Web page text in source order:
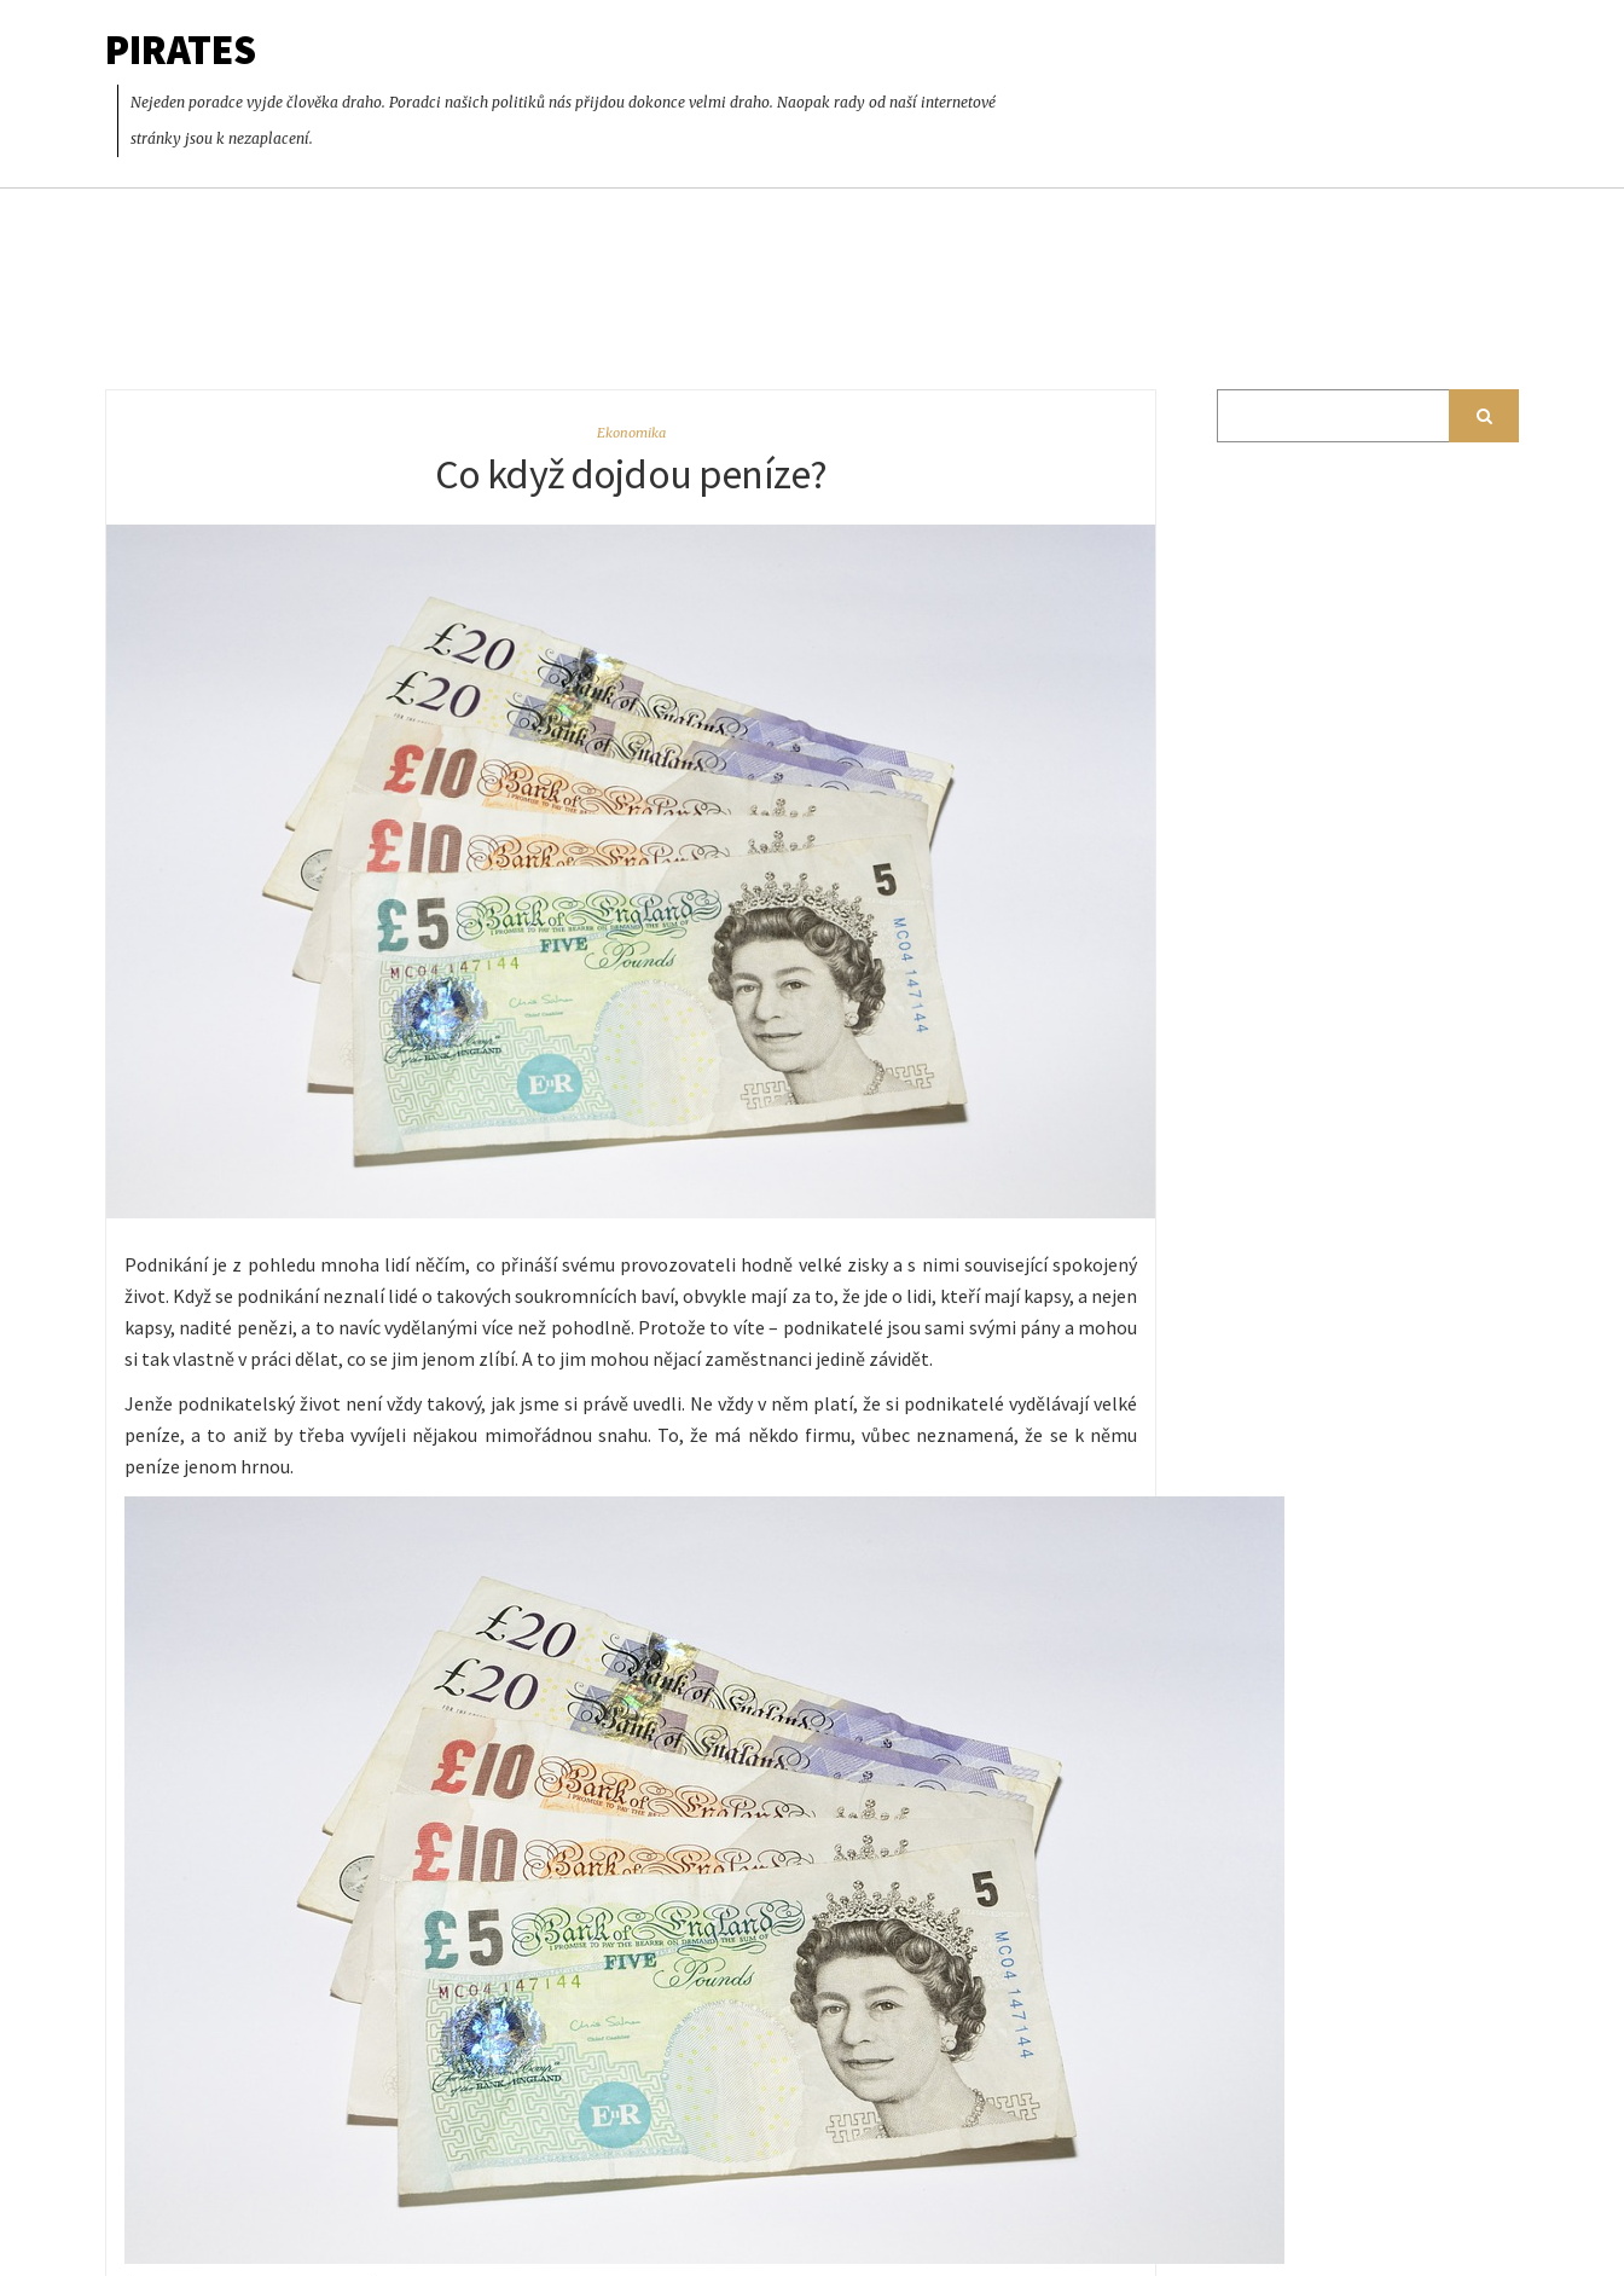
PIRATES
Nejeden poradce vyjde člověka draho. Poradci našich politiků nás přijdou dokonce velmi draho. Naopak rady od naší internetové
stránky jsou k nezaplacení.
Ekonomika
Co když dojdou peníze?
Podnikání je z pohledu mnoha lidí něčím, co přináší svému provozovateli hodně velké zisky a s nimi související spokojený
život. Když se podnikání neznalí lidé o takových soukromnících baví, obvykle mají za to, že jde o lidi, kteří mají kapsy, a nejen
kapsy, nadité penězi, a to navíc vydělanými více než pohodlně. Protože to víte – podnikatelé jsou sami svými pány a mohou
si tak vlastně v práci dělat, co se jim jenom zlíbí. A to jim mohou nějací zaměstnanci jedině závidět.
Jenže podnikatelský život není vždy takový, jak jsme si právě uvedli. Ne vždy v něm platí, že si podnikatelé vydělávají velké
peníze, a to aniž by třeba vyvíjeli nějakou mimořádnou snahu. To, že má někdo firmu, vůbec neznamená, že se k němu
peníze jenom hrnou.